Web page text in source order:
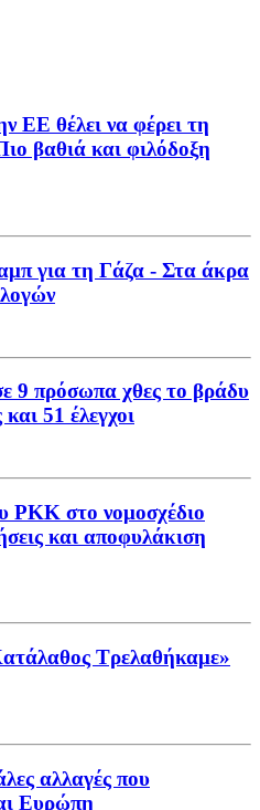
ΕΕ θέλει να φέρει τη
βαθιά και φιλόδοξη
για τη Γάζα - Στα άκρα
9 πρόσωπα χθες το βράδυ
51 έλεγχοι
PKK στο νομοσχέδιο
και αποφυλάκιση
Τρελαθήκαμε»
αλλαγές που
Ευρώπη